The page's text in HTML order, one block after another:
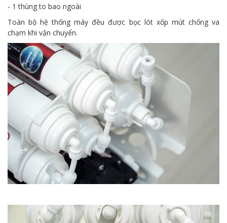
- 1 thùng to bao ngoài
Toàn bộ hệ thống máy đều được bọc lót xốp mút chống va
chạm khi vận chuyển.